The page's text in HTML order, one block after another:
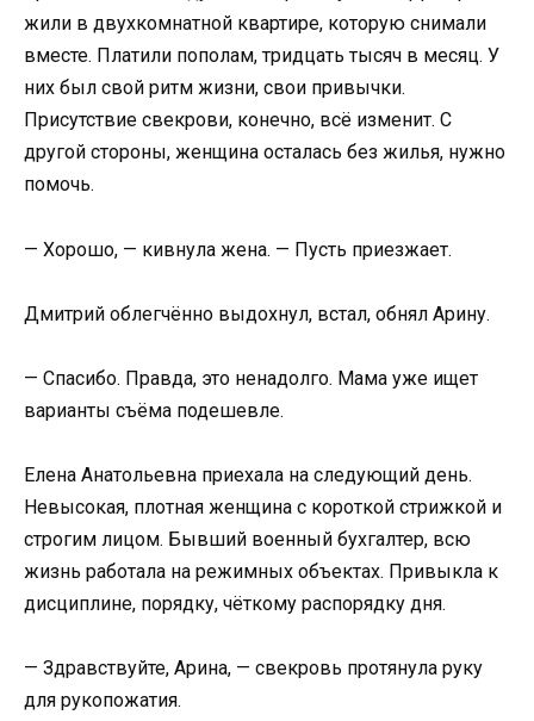
жили в двухкомнатной квартире, которую снимали
вместе. Платили пополам, тридцать тысяч в месяц. У
них был свой ритм жизни, свои привычки.
Присутствие свекрови, конечно, всё изменит. С
другой стороны, женщина осталась без жилья, нужно
помочь.
— Хорошо, — кивнула жена. — Пусть приезжает.
Дмитрий облегчённо выдохнул, встал, обнял Арину.
— Спасибо. Правда, это ненадолго. Мама уже ищет
варианты съёма подешевле.
Елена Анатольевна приехала на следующий день.
Невысокая, плотная женщина с короткой стрижкой и
строгим лицом. Бывший военный бухгалтер, всю
жизнь работала на режимных объектах. Привыкла к
дисциплине, порядку, чёткому распорядку дня.
— Здравствуйте, Арина, — свекровь протянула руку
для рукопожатия.